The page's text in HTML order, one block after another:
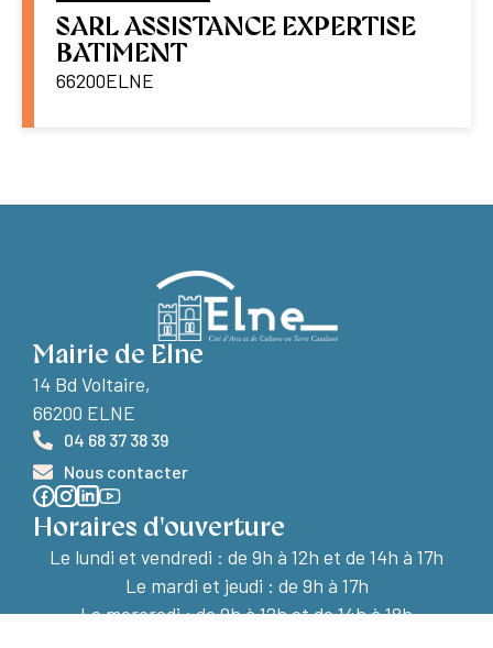
SARL ASSISTANCE EXPERTISE
BATIMENT
66200ELNE
Mairie de Elne
14 Bd Voltaire,
66200 ELNE
04 68 37 38 39
Nous contacter
Horaires d'ouverture
Le lundi et vendredi : de 9h à 12h et de 14h à 17h
Le mardi et jeudi : de 9h à 17h
Le mercredi : de 9h à 12h et de 14h à 18h